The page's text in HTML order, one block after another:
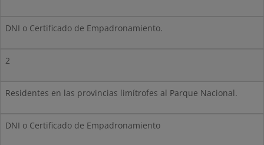
DNI o Certificado de Empadronamiento.
2
Residentes en las provincias limítrofes al Parque Nacional.
DNI o Certificado de Empadronamiento